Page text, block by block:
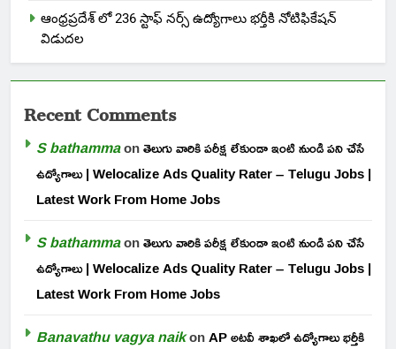
ఆంధ్రప్రదేశ్ లో 236 స్టాఫ్ నర్స్ ఉద్యోగాలు భర్తీకి నోటిఫికేషన్
విడుదల
Recent Comments
S bathammaonతెలుగు వారికి పరీక్ష లేకుండా ఇంటి నుండి పని చేసే
ఉద్యోగాలు | Welocalize Ads Quality Rater – Telugu Jobs |
Latest Work From Home Jobs
S bathammaonతెలుగు వారికి పరీక్ష లేకుండా ఇంటి నుండి పని చేసే
ఉద్యోగాలు | Welocalize Ads Quality Rater – Telugu Jobs |
Latest Work From Home Jobs
Banavathu vagya naikonAP అటవీ శాఖలో ఉద్యోగాలు భర్తీకి